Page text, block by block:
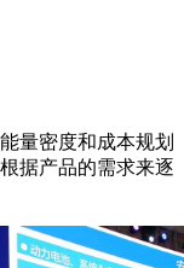
量密度和成本规划
据产品的需求来逐